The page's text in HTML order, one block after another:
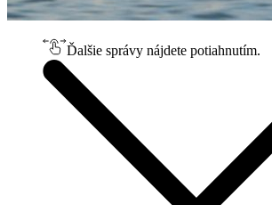
Ďalšie správy nájdete potiahnutím.